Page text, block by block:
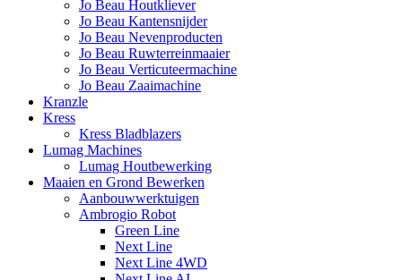
Jo Beau Houtkliever
Jo Beau Kantensnijder
Jo Beau Nevenproducten
Jo Beau Ruwterreinmaaier
Jo Beau Verticuteermachine
Jo Beau Zaaimachine
Kranzle
Kress
Kress Bladblazers
Lumag Machines
Lumag Houtbewerking
Maaien en Grond Bewerken
Aanbouwwerktuigen
Ambrogio Robot
Green Line
Next Line
Next Line 4WD